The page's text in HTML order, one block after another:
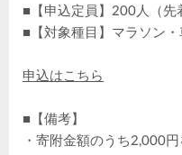
■【申込定員】200人（先
■【対象種目】マラソン
申込はこちら
■【備考】
・寄附金額のうち2,000